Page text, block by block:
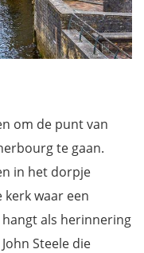
om de punt van
te gaan.
in het dorpje
kerk waar een
hangt als herinnering
Steele die